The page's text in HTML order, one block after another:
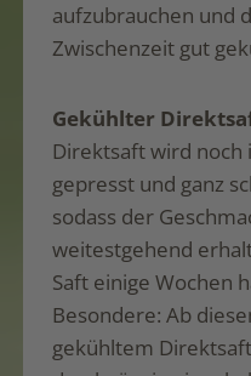
aufzubrauchen und
Zwischenzeit gut
Gekühlter
Direktsaft wird noch
gepresst und ganz
sodass der
weitestgehend
Saft einige Wochen
Besondere: Ab
gekühltem